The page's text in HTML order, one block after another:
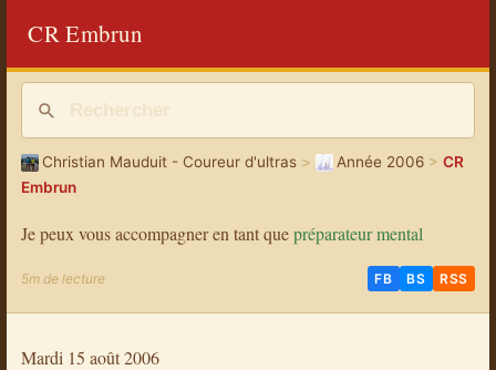
CR Embrun
Christian Mauduit - Coureur d'ultras> Année 2006 >CR
Embrun
Je peux vous accompagner en tant quepréparateur mental
5m de lecture FB BS RSS
Mardi 15 août 2006